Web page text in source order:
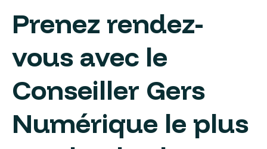
Prenez rendez-
vous avec le
Conseiller Gers
Numérique le plus